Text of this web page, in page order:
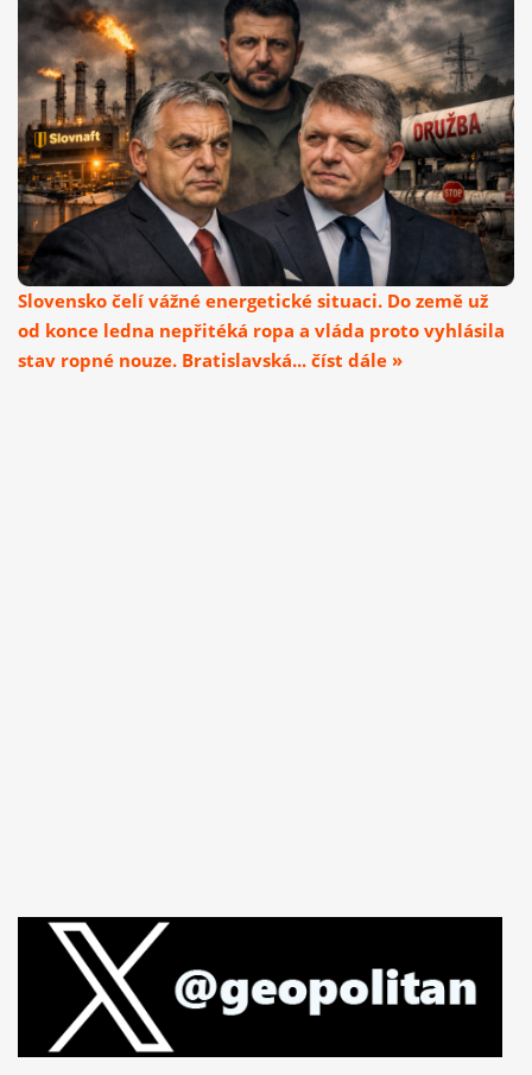
Slovensko čelí vážné energetické situaci. Do země už
od konce ledna nepřitéká ropa a vláda proto vyhlásila
stav ropné nouze. Bratislavská... číst dále »